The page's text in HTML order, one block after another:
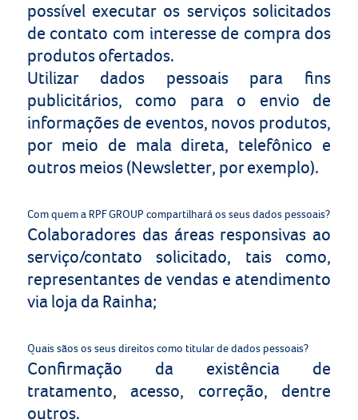
possível executar os serviços solicitados
de contato com interesse de compra dos
produtos ofertados.
Utilizar dados pessoais para fins
publicitários, como para o envio de
informações de eventos, novos produtos,
por meio de mala direta, telefônico e
outros meios (Newsletter, por exemplo).
Com quem a RPF GROUP compartilhará os seus dados pessoais?
Colaboradores das áreas responsivas ao
serviço/contato solicitado, tais como,
representantes de vendas e atendimento
via loja da Rainha;
Quais sãos os seus direitos como titular de dados pessoais?
Confirmação da existência de
tratamento, acesso, correção, dentre
outros.